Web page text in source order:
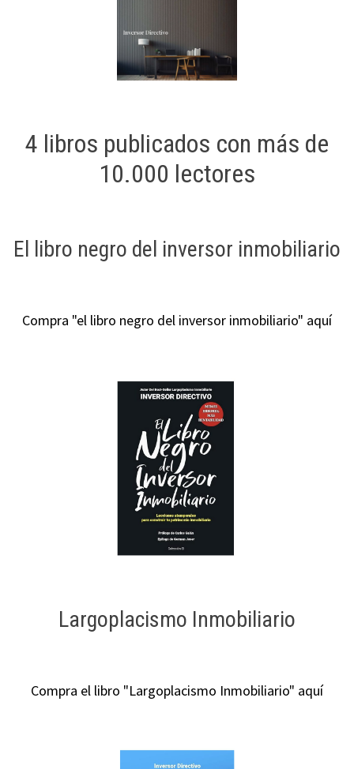
4 libros publicados con más de
10.000 lectores
El libro negro del inversor inmobiliario
Compra "el libro negro del inversor inmobiliario" aquí
Largoplacismo Inmobiliario
Compra el libro "Largoplacismo Inmobiliario" aquí